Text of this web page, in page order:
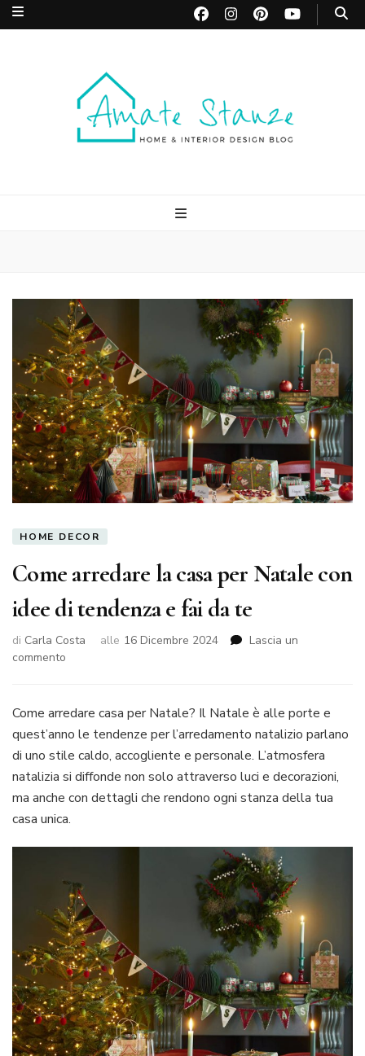
Blog
HOME DECOR
Come arredare la casa per Natale con
idee di tendenza e fai da te
di Carla Costa alle 16 Dicembre 2024
Lascia un
commento
la
per
Natale
con
idee
tendenza
e
da
te
Come arredare casa per Natale? Il Natale è alle porte e
quest’anno le tendenze per l’arredamento natalizio parlano
di uno stile caldo, accogliente e personale. L’atmosfera
natalizia si diffonde non solo attraverso luci e decorazioni,
ma anche con dettagli che rendono ogni stanza della tua
casa unica.